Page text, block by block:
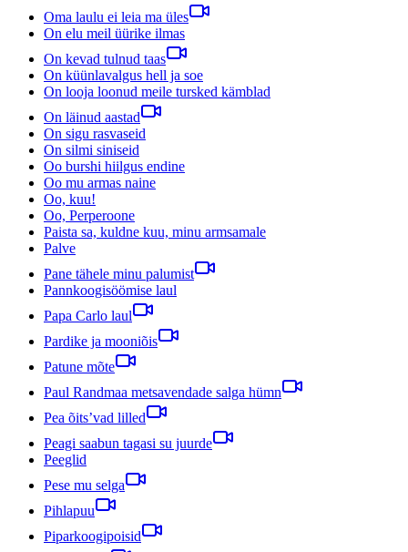
Oma laulu ei leia ma üles
On elu meil üürike ilmas
On kevad tulnud taas
On küünlavalgus hell ja soe
On looja loonud meile tursked kämblad
On läinud aastad
On sigu rasvaseid
On silmi siniseid
Oo burshi hiilgus endine
Oo mu armas naine
Oo, kuu!
Oo, Perperoone
Paista sa, kuldne kuu, minu armsamale
Palve
Pane tähele minu palumist
Pannkoogisöömise laul
Papa Carlo laul
Pardike ja mooniõis
Patune mõte
Paul Randmaa metsavendade salga hümn
Pea õits’vad lilled
Peagi saabun tagasi su juurde
Peeglid
Pese mu selga
Pihlapuu
Piparkoogipoisid